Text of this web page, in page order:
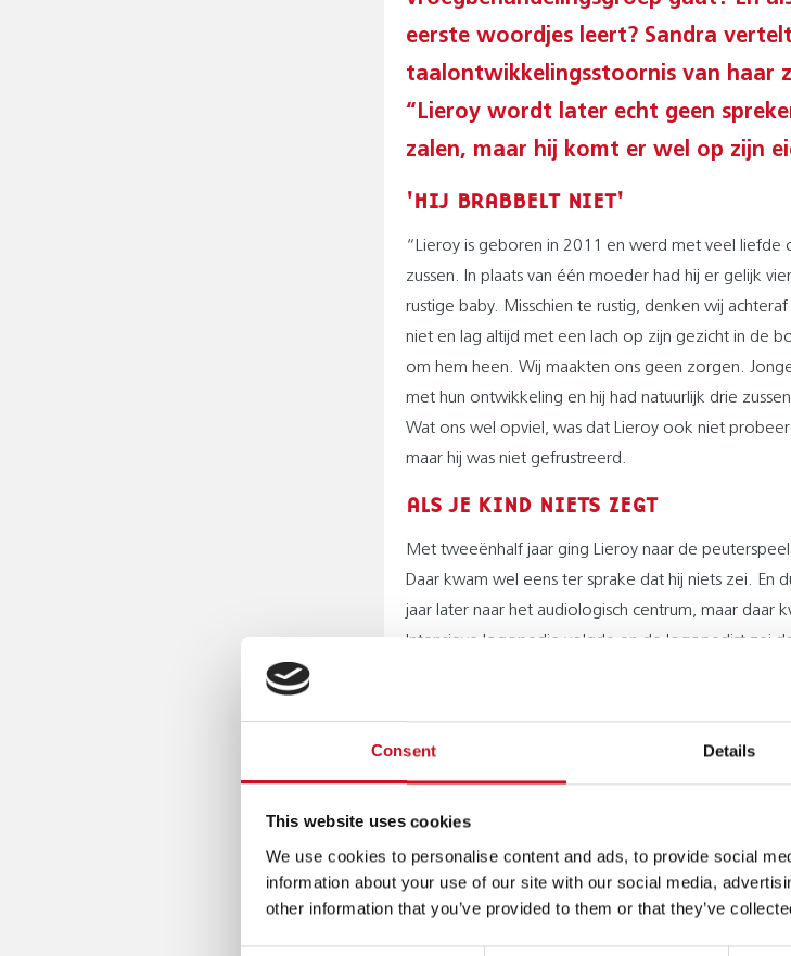
Consent Details
This website uses cookies
We use cookies to personalise content and ads, to provide social
information about your use of our site with our social media,
other information that you’ve provided to them or that they’ve
eerste woordjes leert? Sandra
taalontwikkelingsstoornis van haar
“Lieroy wordt later echt geen
zalen, maar hij komt er wel op zijn
'HIJ BRABBELT NIET'
“Lieroy is geboren in 2011 en werd met veel liefde
zussen. In plaats van één moeder had hij er gelijk
rustige baby. Misschien te rustig, denken wij
niet en lag altijd met een lach op zijn gezicht in de
om hem heen. Wij maakten ons geen zorgen.
met hun ontwikkeling en hij had natuurlijk drie
Wat ons wel opviel, was dat Lieroy ook niet
maar hij was niet gefrustreerd.
ALS JE KIND NIETS ZEGT
Met tweeënhalf jaar ging Lieroy naar de
Daar kwam wel eens ter sprake dat hij niets zei. En
jaar later naar het audiologisch centrum, maar daar
Intensieve logopedie volgde en de logopedist zei
MET DE TAXI NAAR DE TAALTREIN
kinderen met TOS. Hij was net drie jaar geworden
Zwolle. Best heftig. Je geeft je kind toch mee aan
zo tegen je gevoel in. Maar vanaf dag één was het
het jammer dat ik hem zelf niet kon brengen, maar
De Taaltrein ging en ook weer vrolijk thuis kwam